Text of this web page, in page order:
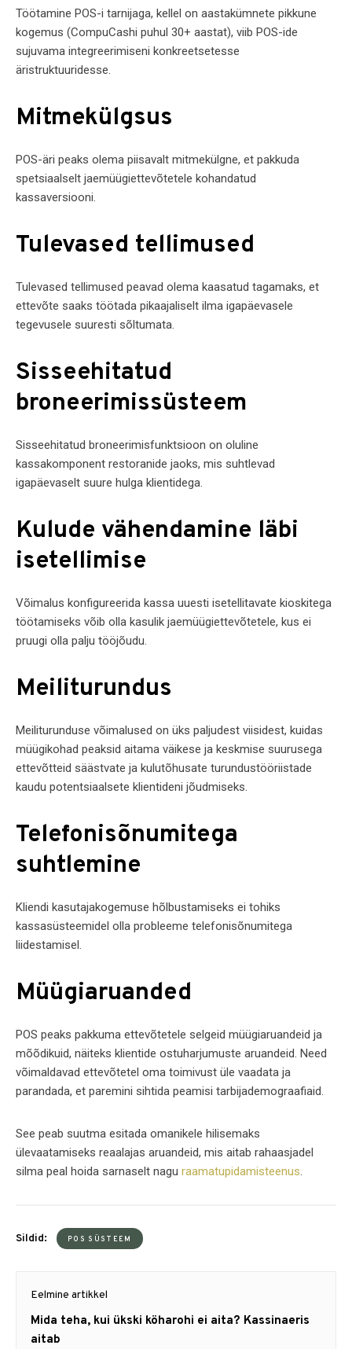
Töötamine POS-i tarnijaga, kellel on aastakümnete pikkune
kogemus (CompuCashi puhul 30+ aastat), viib POS-ide
sujuvama integreerimiseni konkreetsetesse
äristruktuuridesse.
Mitmekülgsus
POS-äri peaks olema piisavalt mitmekülgne, et pakkuda
spetsiaalselt jaemüügiettevõtetele kohandatud
kassaversiooni.
Tulevased tellimused
Tulevased tellimused peavad olema kaasatud tagamaks, et
ettevõte saaks töötada pikaajaliselt ilma igapäevasele
tegevusele suuresti sõltumata.
Sisseehitatud
broneerimissüsteem
Sisseehitatud broneerimisfunktsioon on oluline
kassakomponent restoranide jaoks, mis suhtlevad
igapäevaselt suure hulga klientidega.
Kulude vähendamine läbi
isetellimise
Võimalus konfigureerida kassa uuesti isetellitavate kioskitega
töötamiseks võib olla kasulik jaemüügiettevõtetele, kus ei
pruugi olla palju tööjõudu.
Meiliturundus
Meiliturunduse võimalused on üks paljudest viisidest, kuidas
müügikohad peaksid aitama väikese ja keskmise suurusega
ettevõtteid säästvate ja kulutõhusate turundustööriistade
kaudu potentsiaalsete klientideni jõudmiseks.
Telefonisõnumitega
suhtlemine
Kliendi kasutajakogemuse hõlbustamiseks ei tohiks
kassasüsteemidel olla probleeme telefonisõnumitega
liidestamisel.
Müügiaruanded
POS peaks pakkuma ettevõtetele selgeid müügiaruandeid ja
mõõdikuid, näiteks klientide ostuharjumuste aruandeid. Need
võimaldavad ettevõtetel oma toimivust üle vaadata ja
parandada, et paremini sihtida peamisi tarbijademograafiaid.
See peab suutma esitada omanikele hilisemaks
ülevaatamiseks reaalajas aruandeid, mis aitab rahaasjadel
silma peal hoida sarnaselt nagu raamatupidamisteenus.
Sildid: POS SÜSTEEM
Navigeerimine
Eelmine artikkel
Eelmine
artikkel:
Mida teha, kui ükski köharohi ei aita? Kassinaeris
aitab